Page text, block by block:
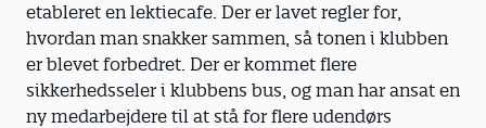
etableret en lektiecafe. Der er lavet regler for,
hvordan man snakker sammen, så tonen i klubben
er blevet forbedret. Der er kommet flere
sikkerhedsseler i klubbens bus, og man har ansat en
ny medarbejdere til at stå for flere udendørs